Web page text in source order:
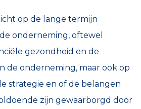
op de lange termijn
onderneming, oftewel
gezondheid en de
de onderneming, maar ook op
strategie en of de belangen
zijn gewaarborgd door